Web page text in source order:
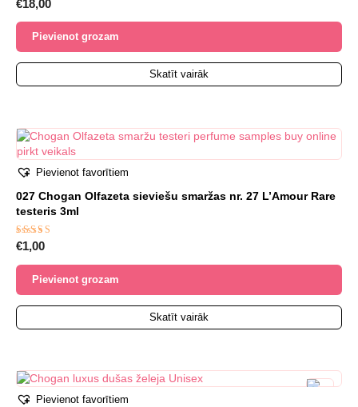
ar
5.00
no 5
€18,00
Pievienot grozam
Skatīt vairāk
Pievienot favorītiem
027 Chogan Olfazeta sieviešu smaržas nr. 27 L’Amour Rare
testeris 3ml
Novērtēts
ar
5.00
no 5
€1,00
Pievienot grozam
Skatīt vairāk
Pievienot favorītiem